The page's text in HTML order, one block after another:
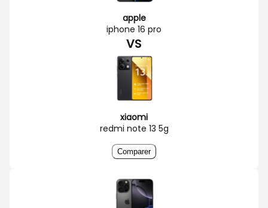
apple
iphone 16 pro
VS
xiaomi
redmi note 13 5g
Comparer